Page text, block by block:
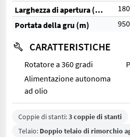
Larghezza di apertura (cm)
180
Portata della gru (m)
950
CARATTERISTICHE
Rotatore a 360 gradi
Alimentazione autonoma
ad olio
Coppie di stanti:3 coppie di stanti
Telaio: Doppio telaio di rimorchio